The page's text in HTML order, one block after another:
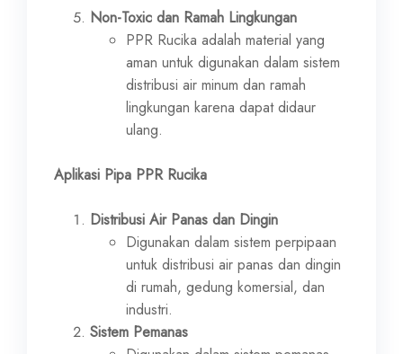
Non-Toxic dan Ramah Lingkungan
PPR Rucika adalah material yang
aman untuk digunakan dalam sistem
distribusi air minum dan ramah
lingkungan karena dapat didaur
ulang.
Aplikasi Pipa PPR Rucika
Distribusi Air Panas dan Dingin
Digunakan dalam sistem perpipaan
untuk distribusi air panas dan dingin
di rumah, gedung komersial, dan
industri.
Sistem Pemanas